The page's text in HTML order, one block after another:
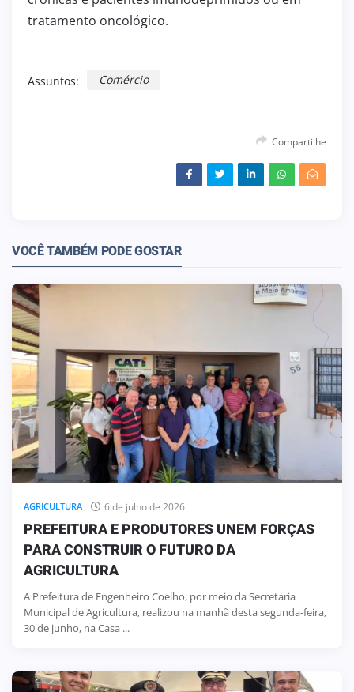
tratamento oncológico.
Assuntos: Comércio
Compartilhe
VOCÊ TAMBÉM PODE GOSTAR
AGRICULTURA 6 de julho de 2026
PREFEITURA E PRODUTORES UNEM FORÇAS
PARA CONSTRUIR O FUTURO DA
AGRICULTURA
A Prefeitura de Engenheiro Coelho, por meio da Secretaria
Municipal de Agricultura, realizou na manhã desta segunda-feira,
30 de junho, na Casa ...